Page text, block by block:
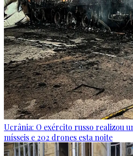
Ucrânia: O exército russo realizou
mísseis e 202 drones esta noite